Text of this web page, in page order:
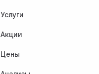
Услуги
Акции
Цены